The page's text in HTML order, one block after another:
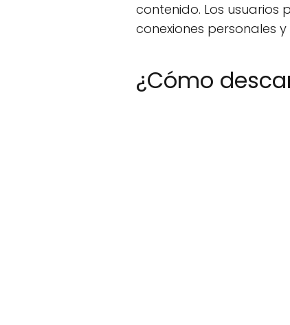
contenido. Los
conexiones personales
¿Cómo